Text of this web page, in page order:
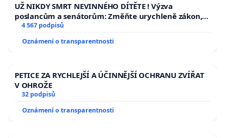
UŽ NIKDY SMRT NEVINNÉHO DÍTĚTE ! Výzva
poslancům a senátorům: Změňte urychleně zákon,
aby se tragédie malé Viktorky už nemohla opakovat!
4 567 podpisů
Oznámení o transparentnosti
PETICE ZA RYCHLEJŠÍ A ÚČINNĚJŠÍ OCHRANU ZVÍŘAT
V OHROŽE
32 podpisů
Oznámení o transparentnosti